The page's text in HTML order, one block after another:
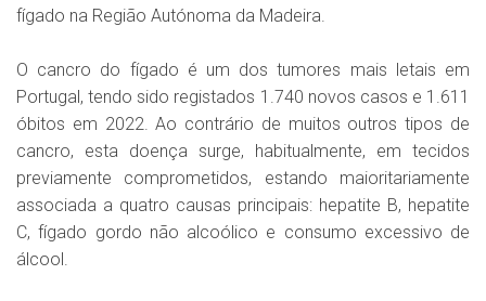
fígado na Região Autónoma da Madeira.
O cancro do fígado é um dos tumores mais letais em
Portugal, tendo sido registados 1.740 novos casos e 1.611
óbitos em 2022. Ao contrário de muitos outros tipos de
cancro, esta doença surge, habitualmente, em tecidos
previamente comprometidos, estando maioritariamente
associada a quatro causas principais: hepatite B, hepatite
C, fígado gordo não alcoólico e consumo excessivo de
álcool.